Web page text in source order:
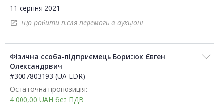
11 серпня 2021
open_in_new Що робити після перемоги в аукціоні
Фізична особа-підприємець Борисюк Євген
Олександрвич
#3007803193 (UA-EDR)
Остаточна пропозиція:
4 000,00 UAH без ПДВ